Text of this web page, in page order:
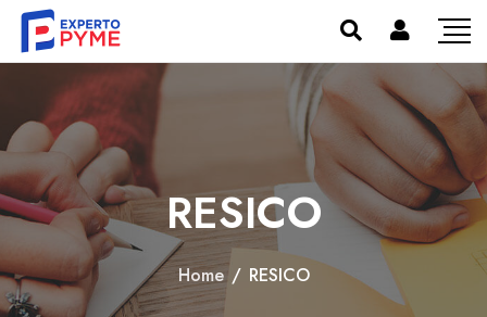
RESICO
Home / RESICO